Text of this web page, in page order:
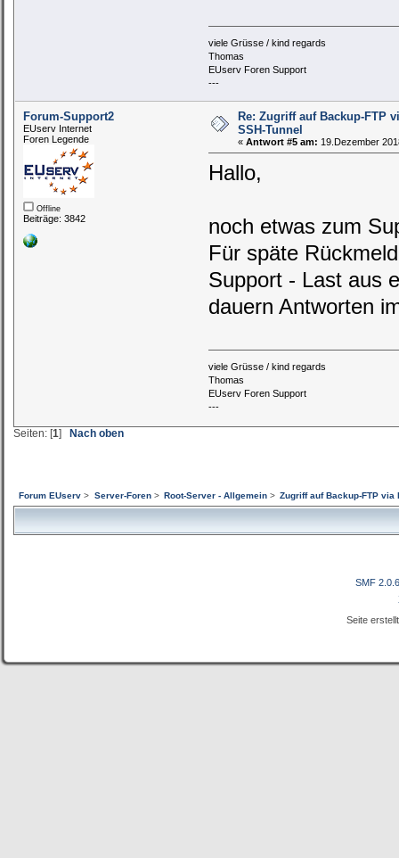
viele Grüsse / kind regards
Thomas
EUserv Foren Support
---
Forum-Support2
EUserv Internet
Foren Legende
Offline
Beiträge: 3842
Re: Zugriff auf Backup-FTP
SSH-Tunnel
« Antwort #5 am: 19.Dezember
Hallo,
noch etwas zum
Für späte
Support - Last aus
dauern Antworten
viele Grüsse / kind regards
Thomas
EUserv Foren Support
---
Seiten: [1] Nach oben
Forum EUserv > Server-Foren> Root-Server - Allgemein> Zugriff auf Backup-FTP via
SMF 2.0.6
Seite